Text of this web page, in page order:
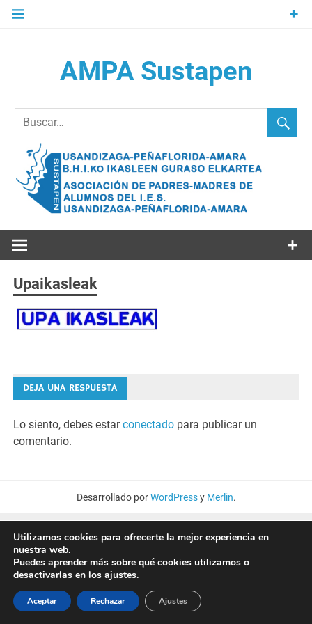
Saltar
AMPA Sustapen
Elkartea Asociación de Padres-Madres de Alumnos del I.E.S.
Upaikasleak
DEJA UNA RESPUESTA
Lo siento, debes estarconectado para publicar un
comentario.
Desarrollado porWordPressy Merlin.
Utilizamos cookies para ofrecerte la mejor experiencia en
nuestra web.
Puedes aprender más sobre qué cookies utilizamos o
desactivarlas en los ajustes.
Aceptar Rechazar Ajustes